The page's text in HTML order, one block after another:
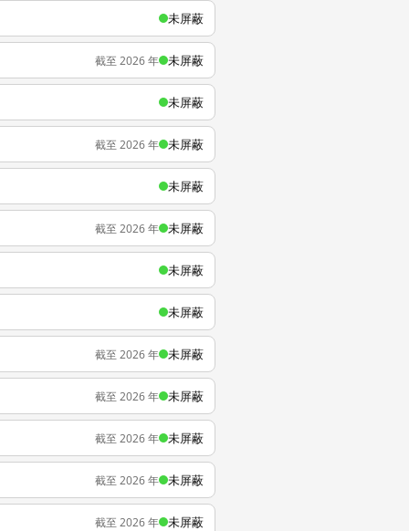
未屏蔽
截至 2026 年 未屏蔽
未屏蔽
截至 2026 年 未屏蔽
未屏蔽
截至 2026 年 未屏蔽
未屏蔽
未屏蔽
截至 2026 年 未屏蔽
截至 2026 年 未屏蔽
截至 2026 年 未屏蔽
截至 2026 年 未屏蔽
截至 2026 年 未屏蔽